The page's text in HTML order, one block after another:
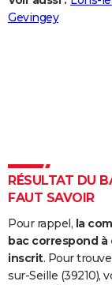
Destinations
City break
Voyage nature
Voyage de noces
Forum
Climat
+
PHOTO
Dictionnaire
Biographies
Citations
Expressions
Proverbes
PROGRAMME TV
S'inscrire
Se connecter
Lycées
Collèges
Primaires
Universités
Entreprises
Service militaire
Avis de recherche
AVIS DE DÉCÈS
FORUM
Gevingey
RÉSULTAT DU
FAUT SAVOIR
Pour rappel, la
bac correspond
inscrit. Pour
sur-Seille (39210),